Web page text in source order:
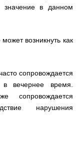
значение в данном
возникнуть как
сопровождается
вечернее время.
сопровождается
нарушения